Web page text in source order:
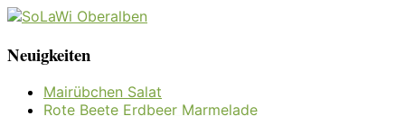
Zum
springen
SoLaWi
Neuigkeiten
Mairübchen Salat
Rote Beete Erdbeer Marmelade